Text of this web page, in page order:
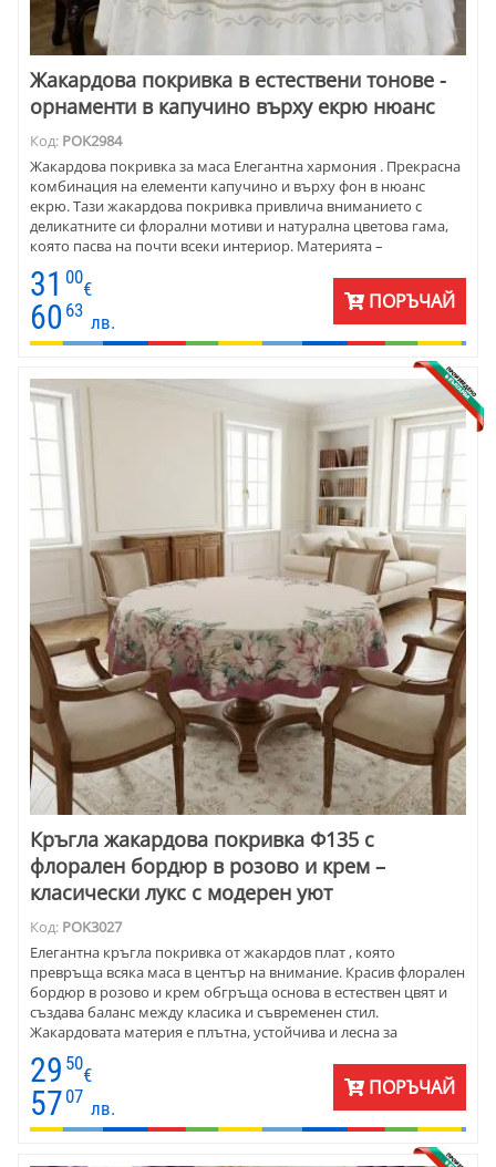
Жакардова покривка в естествени тонове -
орнаменти в капучино върху екрю нюанс
Код: POK2984
Жакардова покривка за маса Елегантна хармония . Прекрасна
комбинация на елементи капучино и върху фон в нюанс
екрю. Тази жакардова покривка привлича вниманието с
деликатните си флорални мотиви и натурална цветова гама,
която пасва на почти всеки интериор. Материята –
комбинация от висококачествен памук и полиестер –
осигурява идеална форма и издръжливост.
31 00
€
60 63
лв.
ПОРЪЧАЙ
Кръгла жакардова покривка Ф135 с
флорален бордюр в розово и крем –
класически лукс с модерен уют
Код: POK3027
Елегантна кръгла покривка от жакардов плат , която
превръща всяка маса в център на внимание. Красив флорален
бордюр в розово и крем обгръща основа в естествен цвят и
създава баланс между класика и съвременен стил.
Жакардовата материя е плътна, устойчива и лесна за
поддръжка – създадена за красиви моменти без усилие.
29 50
€
57 07
лв.
ПОРЪЧАЙ